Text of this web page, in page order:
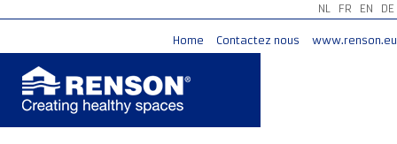
NL FR EN DE
Home Contactez nous www.renson.eu